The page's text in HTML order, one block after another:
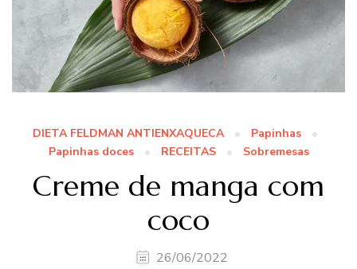
DIETA FELDMAN ANTIENXAQUECA
Papinhas
Papinhas doces
RECEITAS Sobremesas
Creme de manga com
coco
26/06/2022